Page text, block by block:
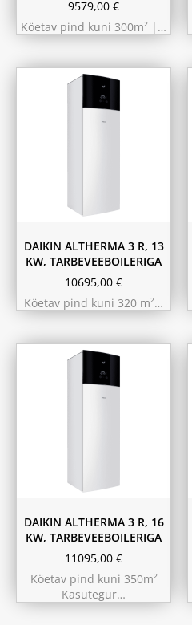
9579,00 €
Köetav pind kuni 300m² |…
230L
DAIKIN ALTHERMA 3 R, 13
KW, TARBEVEEBOILERIGA
10695,00 €
Köetav pind kuni 320 m²…
230L
DAIKIN ALTHERMA 3 R, 16
KW, TARBEVEEBOILERIGA
11095,00 €
Köetav pind kuni 350m²
Kasutegur…